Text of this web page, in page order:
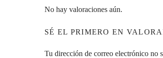
No hay valoraciones aún.
SÉ EL PRIMERO EN
Tu dirección de correo electrónico no